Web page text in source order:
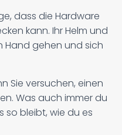
dass die Hardware
kann. Ihr Helm und
Hand gehen und sich
Sie versuchen, einen
Was auch immer du
so bleibt, wie du es